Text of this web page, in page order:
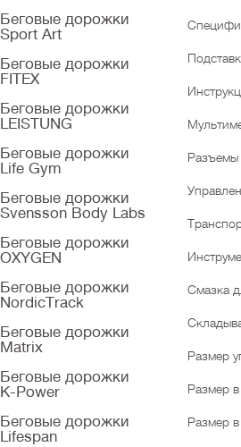
Беговые дорожки
Sport Art
Беговые дорожки
FITEX
Беговые дорожки
LEISTUNG
Беговые дорожки
Life Gym
Беговые дорожки
Svensson Body Labs
Беговые дорожки
OXYGEN
Беговые дорожки
NordicTrack
Беговые дорожки
Matrix
Беговые дорожки
K-Power
Беговые дорожки
Lifespan
Разъемы
Смазка
Размер
Размер
Размер